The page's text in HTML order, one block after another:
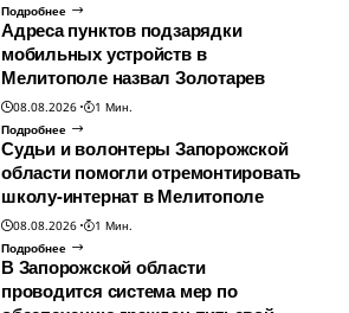
Подробнее
Адреса пунктов подзарядки
мобильных устройств в
Мелитополе назвал Золотарев
08.08.2026
1 Мин.
Подробнее
Судьи и волонтеры Запорожской
области помогли отремонтировать
школу-интернат в Мелитополе
08.08.2026
1 Мин.
Подробнее
В Запорожской области
проводится система мер по